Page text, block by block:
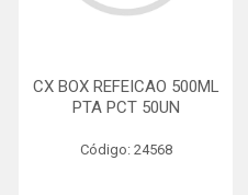
CX BOX REFEICAO 500ML
PTA PCT 50UN
Código: 24568